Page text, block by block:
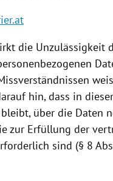
die Unzulässigkeit
hin, dass in
über die Daten
zur Erfüllung der
sind (§ 8